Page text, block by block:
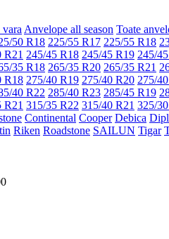
Anvelope all season Toate
50 R18 225/55 R17 225/55 R18
R21 245/45 R18 245/45 R19 245/
35 R18 265/35 R20 265/35 R21
R18 275/40 R19 275/40 R20 275/
40 R22 285/40 R23 285/45 R19
R21 315/35 R22 315/40 R21 325/
Continental Cooper Debica
Riken Roadstone SAILUN Tigar